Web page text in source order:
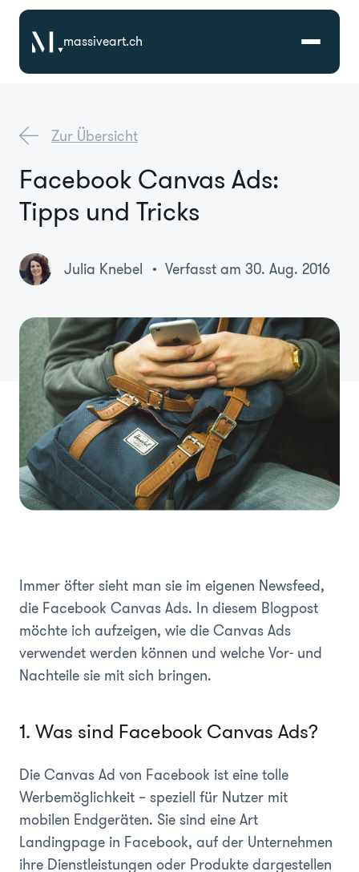
massiveart.ch
Referenzen
Branchen
Über Uns
Zur Übersicht
Facebook Canvas Ads:
Tipps und Tricks
Julia Knebel Verfasst am 30. Aug. 2016
Immer öfter sieht man sie im eigenen Newsfeed,
die Facebook Canvas Ads. In diesem Blogpost
möchte ich aufzeigen, wie die Canvas Ads
verwendet werden können und welche Vor- und
Nachteile sie mit sich bringen.
1. Was sind Facebook Canvas Ads?
Die Canvas Ad von Facebook ist eine tolle
Werbemöglichkeit – speziell für Nutzer mit
mobilen Endgeräten. Sie sind eine Art
Landingpage in Facebook, auf der Unternehmen
ihre Dienstleistungen oder Produkte dargestellen